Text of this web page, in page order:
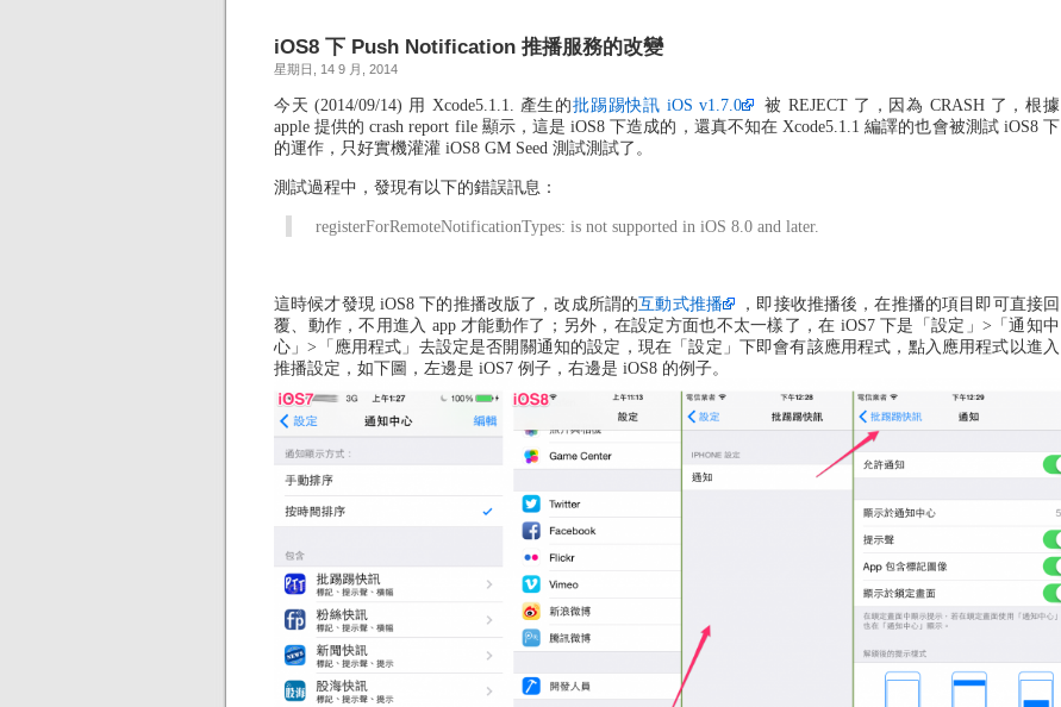
iOS8 下 Push Notification 推播服務的改變
星期日, 14 9 月, 2014
今天 (2014/09/14) 用 Xcode5.1.1. 產生的批踢踢快訊 iOS v1.7.0
被 REJECT 了，因為 CRASH 了，根據
apple 提供的 crash report file 顯示，這是 iOS8 下造成的，還真不知在 Xcode5.1.1 編譯的也會被測試 iOS8 下
的運作，只好實機灌灌 iOS8 GM Seed 測試測試了。
測試過程中，發現有以下的錯誤訊息：
registerForRemoteNotificationTypes: is not supported in iOS 8.0 and later.
這時候才發現 iOS8 下的推播改版了，改成所謂的互動式推播
，即接收推播後，在推播的項目即可直接回
覆、動作，不用進入 app 才能動作了；另外，在設定方面也不太一樣了，在 iOS7 下是「設定」>「通知中
心」>「應用程式」去設定是否開關通知的設定，現在「設定」下即會有該應用程式，點入應用程式以進入
推播設定，如下圖，左邊是 iOS7 例子，右邊是 iOS8 的例子。